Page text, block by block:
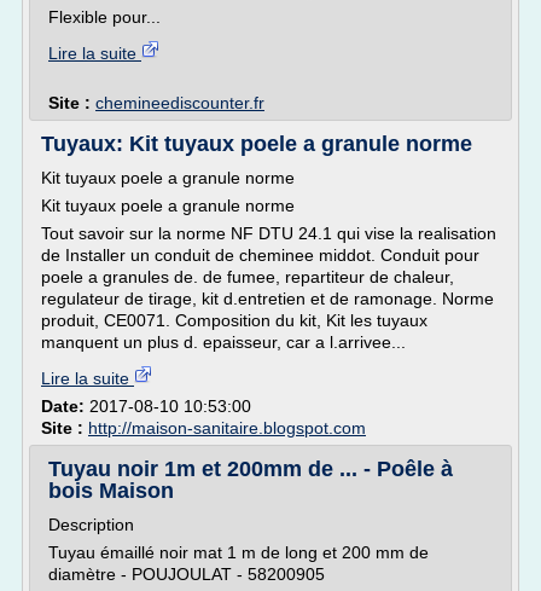
Flexible pour...
Lire la suite
Site : chemineediscounter.fr
Tuyaux: Kit tuyaux poele a granule norme
Kit tuyaux poele a granule norme
Kit tuyaux poele a granule norme
Tout savoir sur la norme NF DTU 24.1 qui vise la realisation
de Installer un conduit de cheminee middot. Conduit pour
poele a granules de. de fumee, repartiteur de chaleur,
regulateur de tirage, kit d.entretien et de ramonage. Norme
produit, CE0071. Composition du kit, Kit les tuyaux
manquent un plus d. epaisseur, car a l.arrivee...
Lire la suite
Date: 2017-08-10 10:53:00
Site : http://maison-sanitaire.blogspot.com
Tuyau noir 1m et 200mm de ... - Poêle à
bois Maison
Description
Tuyau émaillé noir mat 1 m de long et 200 mm de
diamètre - POUJOULAT - 58200905